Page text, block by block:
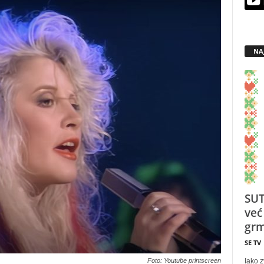
Foto: Youtube printscreen
SE TV
Iako